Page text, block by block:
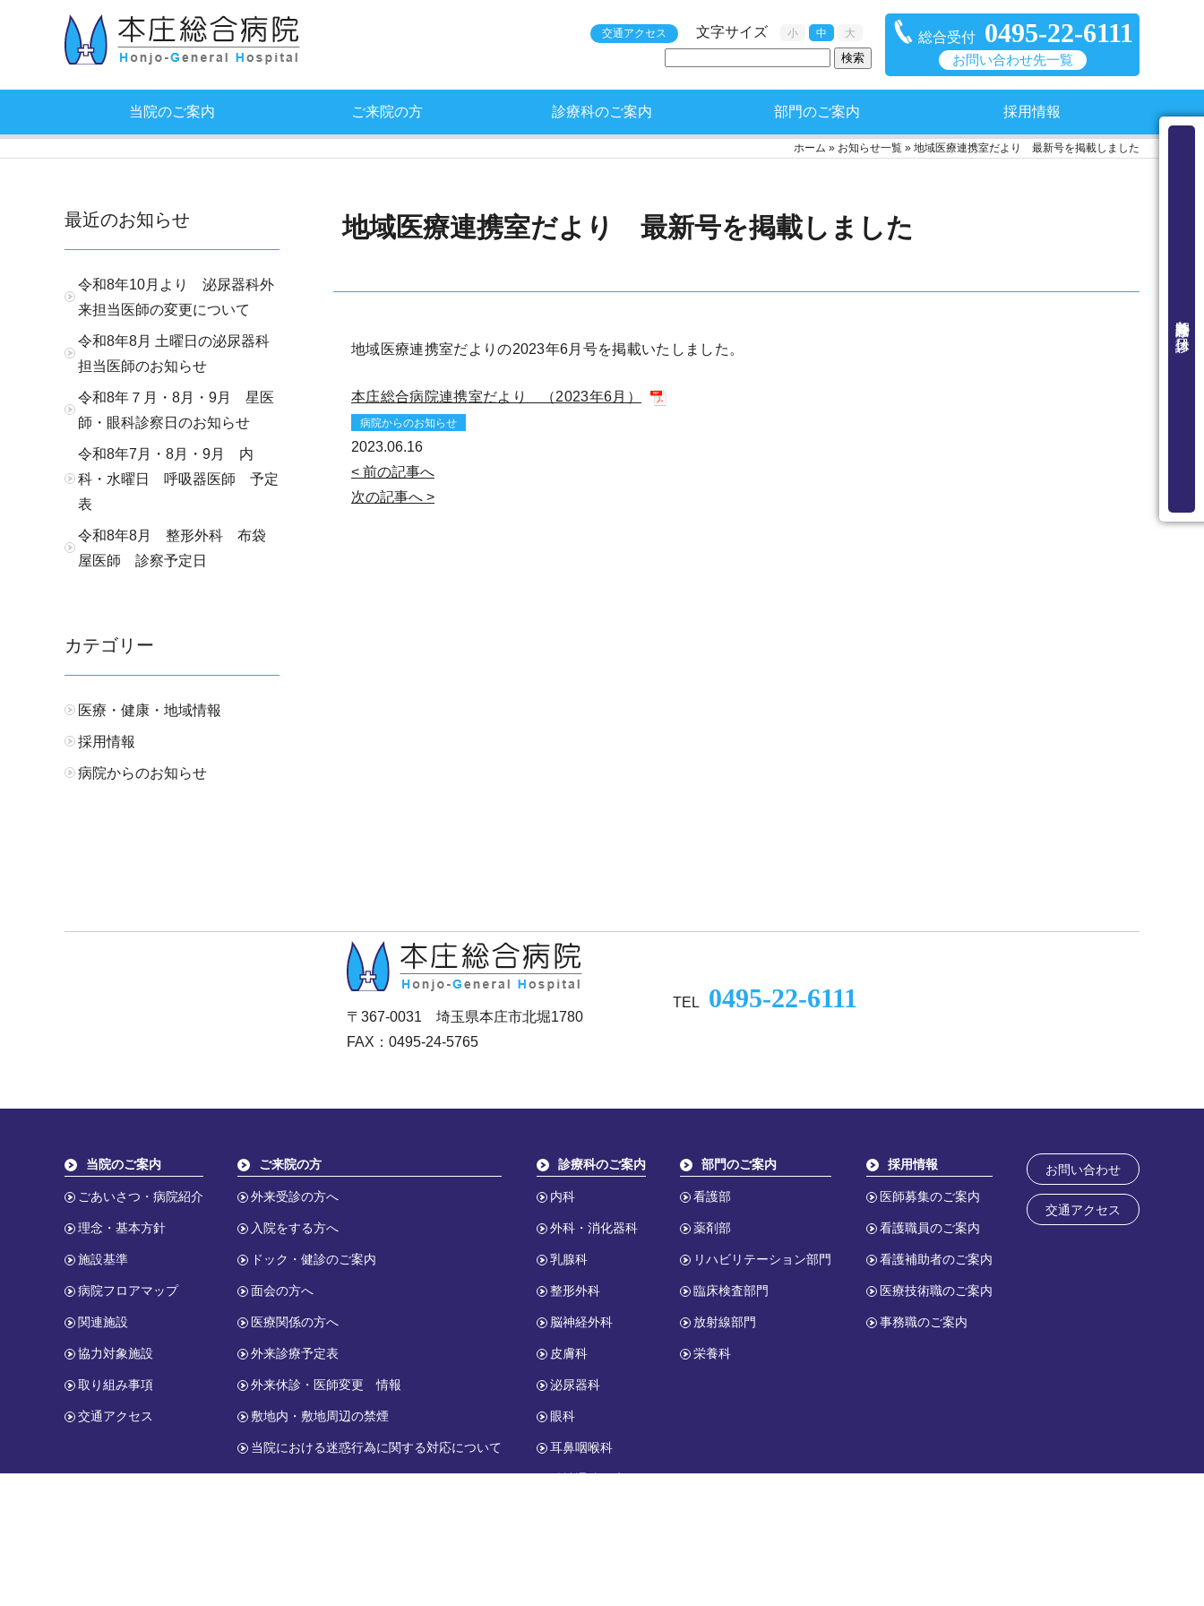
交通アクセス 文字サイズ 小 中 大 総合受付 0495-22-6111
お問い合わせ先一覧
当院のご案内 ご来院の方 診療科のご案内 部門のご案内 採用情報
ホーム » お知らせ一覧 » 地域医療連携室だより 最新号を掲載しました
外来診療時間と休診日
地域医療連携室だより 最新号を掲載しました
地域医療連携室だよりの2023年6月号を掲載いたしました。
本庄総合病院連携室だより （2023年6月）
病院からのお知らせ
2023.06.16
< 前の記事へ
次の記事へ >
最近のお知らせ
令和8年10月より 泌尿器科外
来担当医師の変更について
令和8年8月 土曜日の泌尿器科
担当医師のお知らせ
令和8年７月・8月・9月 星医
師・眼科診察日のお知らせ
令和8年7月・8月・9月 内
科・水曜日 呼吸器医師 予定
表
令和8年8月 整形外科 布袋
屋医師 診察予定日
カテゴリー
医療・健康・地域情報
採用情報
病院からのお知らせ
〒367-0031 埼玉県本庄市北堀1780
FAX：0495-24-5765
TEL 0495-22-6111
当院のご案内
ごあいさつ・病院紹介
理念・基本方針
施設基準
病院フロアマップ
関連施設
協力対象施設
取り組み事項
交通アクセス
ご来院の方
外来受診の方へ
入院をする方へ
ドック・健診のご案内
面会の方へ
医療関係の方へ
外来診療予定表
外来休診・医師変更 情報
敷地内・敷地周辺の禁煙
当院における迷惑行為に関する対応について
診療科のご案内
内科
外科・消化器科
乳腺科
整形外科
脳神経外科
皮膚科
泌尿器科
眼科
耳鼻咽喉科
部門のご案内
看護部
薬剤部
リハビリテーション部門
臨床検査部門
放射線部門
栄養科
採用情報
医師募集のご案内
看護職員のご案内
看護補助者のご案内
医療技術職のご案内
事務職のご案内
お問い合わせ
交通アクセス